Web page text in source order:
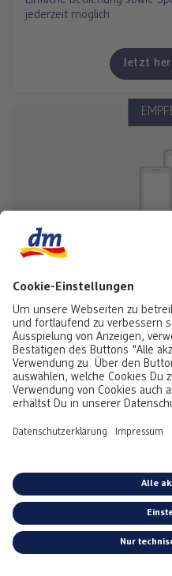
jederzeit möglich
Jetzt
dm Foto App
Entdecke und gestalte
Nutzen Deine gespeicherten
oder Tablet
Dank intuitiver Bedienung
App
*Alle Preise inkl. MwSt. zzgl.
Kostenloser